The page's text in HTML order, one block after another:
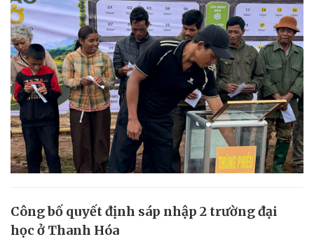
Công bố quyết định sáp nhập 2 trường đại
học ở Thanh Hóa